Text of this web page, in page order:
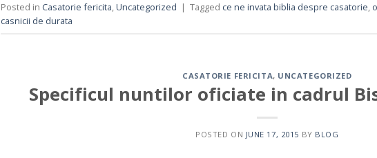
Posted in Casatorie fericita,Uncategorized | Tagged ce ne invata biblia despre casatorie,
casnicii de durata
CASATORIE FERICITA, UNCATEGORIZED
Specificul nuntilor oficiate in cadrul
POSTED ON JUNE 17, 2015 BY BLOG